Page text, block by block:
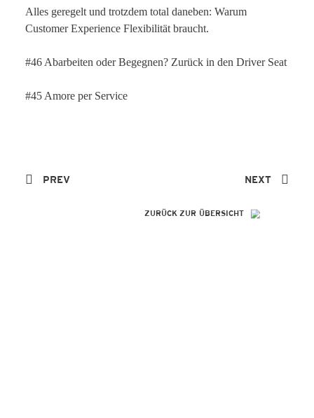
Alles geregelt und trotzdem total daneben: Warum
Customer Experience Flexibilität braucht.
#46 Abarbeiten oder Begegnen? Zurück in den Driver Seat
#45 Amore per Service
PREV NEXT
ZURÜCK ZUR ÜBERSICHT